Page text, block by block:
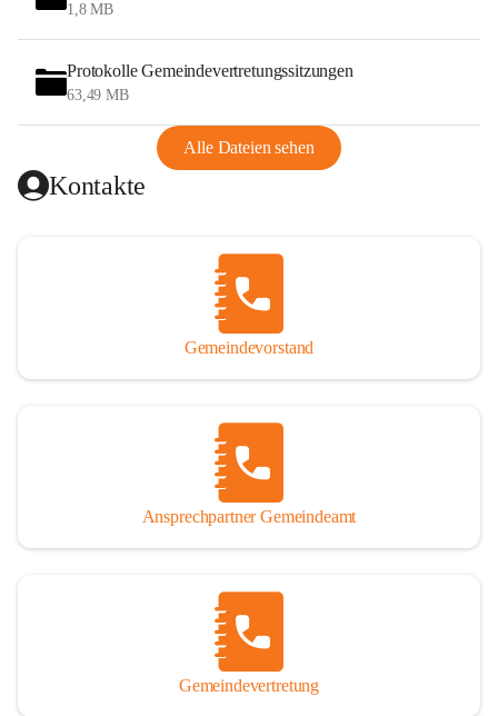
1,8 MB
Protokolle Gemeindevertretungssitzungen
63,49 MB
Alle Dateien sehen
Kontakte
Gemeindevorstand
Ansprechpartner Gemeindeamt
Gemeindevertretung